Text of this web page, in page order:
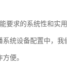
要求的系统性和实用
系统设备配置中，
便。